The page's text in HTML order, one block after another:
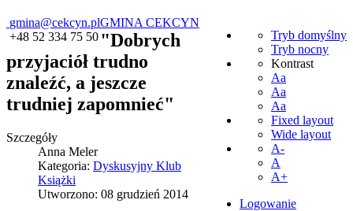
gmina@cekcyn.pl
+48 52 334 75 50
Tryb domyślny
Tryb nocny
Kontrast
Aa
Aa
Aa
Fixed layout
Wide layout
A-
A
A+
Logowanie
GMINA CEKCYN
"Dobrych
przyjaciół trudno
znaleźć, a jeszcze
trudniej zapomnieć"
Szczegóły
Anna Meler
Kategoria: Dyskusyjny Klub
Książki
Utworzono: 08 grudzień 2014